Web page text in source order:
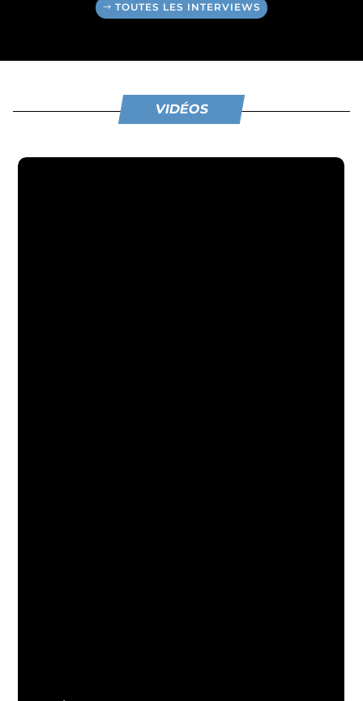
TOUTES LES INTERVIEWS
VIDÉOS